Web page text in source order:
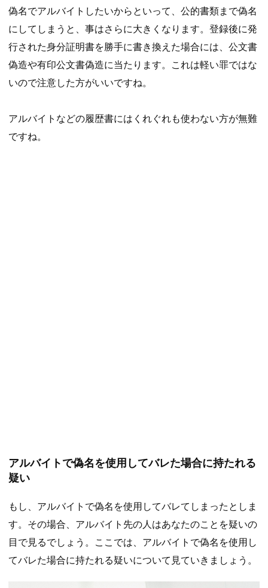
偽名でアルバイトしたいからといって、公的書類まで偽名
にしてしまうと、事はさらに大きくなります。登録後に発
行された身分証明書を勝手に書き換えた場合には、公文書
偽造や有印公文書偽造に当たります。これは軽い罪ではな
いので注意した方がいいですね。
アルバイトなどの履歴書にはくれぐれも使わない方が無難
ですね。
アルバイトで偽名を使用してバレた場合に持たれる
疑い
もし、アルバイトで偽名を使用してバレてしまったとしま
す。その場合、アルバイト先の人はあなたのことを疑いの
目で見るでしょう。ここでは、アルバイトで偽名を使用し
てバレた場合に持たれる疑いについて見ていきましょう。